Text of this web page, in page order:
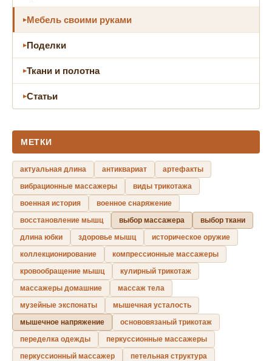
Мебель своими руками
Поделки
Ткани и полотна
Статьи
МЕТКИ
актуальная длина антиквариат
артефакты
вибрационные массажеры
виды трикотажа
военная история
военное снаряжение
восстановление мышц
выбор массажера
выбор ткани
длина юбки
здоровье мышц
историческое оружие
коллекционирование
компрессионные массажеры
кровообращение мышц
кулирный трикотаж
массажеры домашние
массаж тела
музейные экспонаты
мышечная усталость
мышечное напряжение
основовязаный трикотаж
переделка одежды
перкуссионные массажеры
перкуссионный массажер
петельная структура